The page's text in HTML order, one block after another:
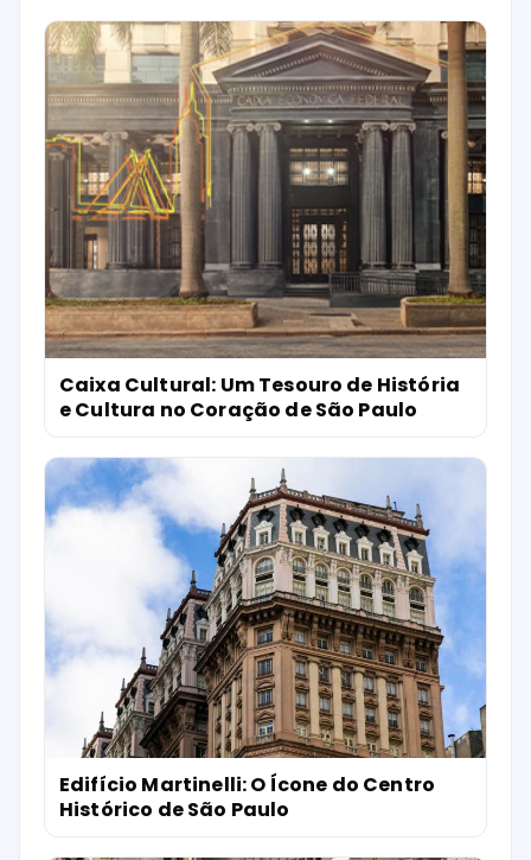
Caixa Cultural: Um Tesouro de História
e Cultura no Coração de São Paulo
Edifício Martinelli: O Ícone do Centro
Histórico de São Paulo